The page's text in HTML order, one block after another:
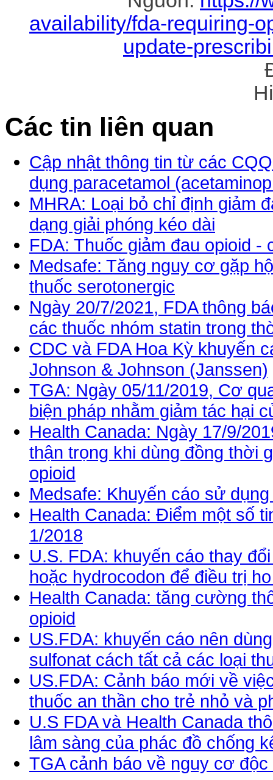
availability/fda-requiring-
update-
Các tin liên quan
Cập nhật thông tin từ các
dụng paracetamol
MHRA: Loại bỏ chỉ định giảm
dạng giải phóng kéo dài
FDA: Thuốc giảm đau opioid -
Medsafe: Tăng nguy cơ gặp
thuốc serotonergic
Ngày 20/7/2021, FDA thông
các thuốc nhóm statin trong
CDC và FDA Hoa Kỳ khuyến
Johnson & Johnson (Janssen)
TGA: Ngày 05/11/2019, Cơ
biện pháp nhằm giảm tác hại
Health Canada: Ngày 17/9/
thận trọng khi dùng đồng thời
opioid
Medsafe: Khuyến cáo sử
Health Canada: Điểm một số
1/2018
U.S. FDA: khuyến cáo thay
hoặc hydrocodon để điều trị
Health Canada: tăng cường
opioid
US.FDA: khuyến cáo nên
sulfonat cách tất cả các loại
US.FDA: Cảnh báo mới về
thuốc an thần cho trẻ nhỏ và
U.S FDA và Health Canada
lâm sàng của phác đồ chống
TGA cảnh báo về nguy cơ